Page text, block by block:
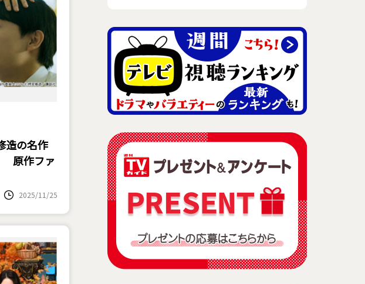
造の名作
原作ファ
2025/11/25